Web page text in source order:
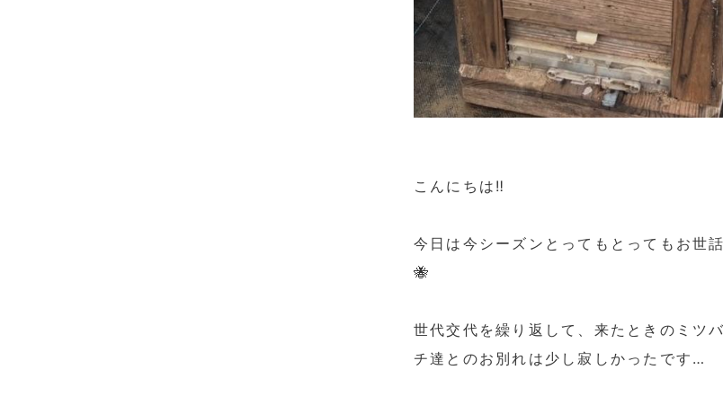
こんにちは‼️
今日は今シーズンとってもとってもお世
🐝
世代交代を繰り返して、来たときのミツ
チ達とのお別れは少し寂しかったです…